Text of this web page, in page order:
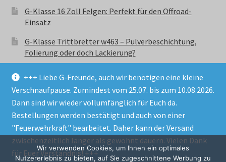
+++ Liebe G-Freunde, auch wir benötigen eine kleine
Verschnaufpause. Zumindest vom 25.07. bis zum 10.08.2026.
Dann sind wir wieder vollumfänglich für Euch da.
Bestellungen werden bestätigt und auch von einer
"Feuerwehrkraft" bearbeitet. Daher kann der Versand
zwischenzeitlich länger als gewohnt dauern. Vielen Dank
für Euer Verständnis! +++
G-Klasse 16 Zoll Felgen: Perfekt für den Offroad-
Einsatz
G-Klasse Trittbretter w463 – Pulverbeschichtung,
Folierung oder doch Lackierung?
© GParts24 - G-Klasse w463 Trittbretter, Felgen,
Ersatzteile & Zubebehör.
Datenschutzerklärung
Wir verwenden Cookies, um Ihnen ein optimales
Nutzererlebnis zu bieten, auf Sie zugeschnittene Werbung zu